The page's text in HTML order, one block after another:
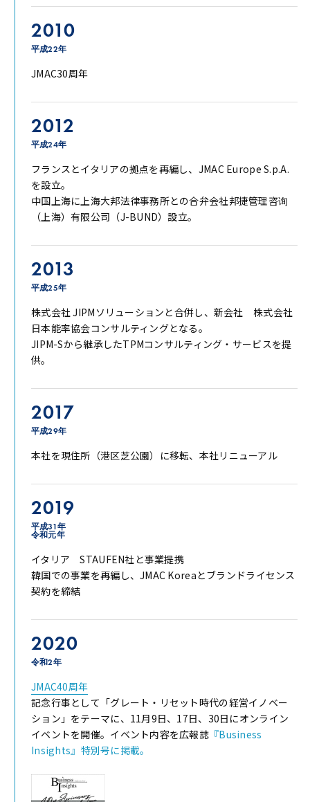
2010
平成22年
JMAC30周年
2012
平成24年
フランスとイタリアの拠点を再編し、JMAC Europe S.p.A.
を設立。
中国上海に上海大邦法律事務所との合弁会社邦捷管理咨询
（上海）有限公司（J-BUND）設立。
2013
平成25年
株式会社 JIPMソリューションと合併し、新会社 株式会社
日本能率協会コンサルティングとなる。
JIPM-Sから継承したTPMコンサルティング・サービスを提
供。
2017
平成29年
本社を現住所（港区芝公園）に移転、本社リニューアル
2019
平成31年
令和元年
イタリア STAUFEN社と事業提携
韓国での事業を再編し、JMAC Koreaとブランドライセンス
契約を締結
2020
令和2年
JMAC40周年
記念行事として「グレート・リセット時代の経営イノベー
ション」をテーマに、11月9日、17日、30日にオンライン
イベントを開催。イベント内容を広報誌 『Business
Insights』特別号に掲載。